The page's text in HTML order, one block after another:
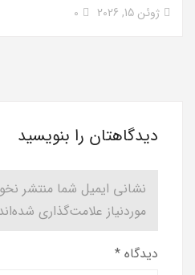
ژوئن 15, 2026 0
دیدگاهتان را بنویسید
نشانی ایمیل شما منتشر
موردنیاز علامت‌گذاری
دیدگاه *